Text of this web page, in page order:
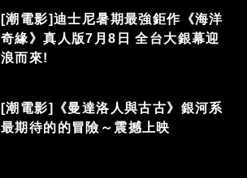
[潮電影]迪士尼暑期最強鉅作《海洋
奇緣》真人版7月8日 全台大銀幕迎
浪而來!
[潮電影]《曼達洛人與古古》銀河系
最期待的的冒險～震撼上映